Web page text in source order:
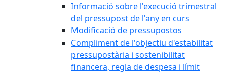
Informació sobre l'execució trimestral
del pressupost de l'any en curs
Modificació de pressupostos
Compliment de l'objectiu d'estabilitat
pressupostària i sostenibilitat
financera, regla de despesa i límit